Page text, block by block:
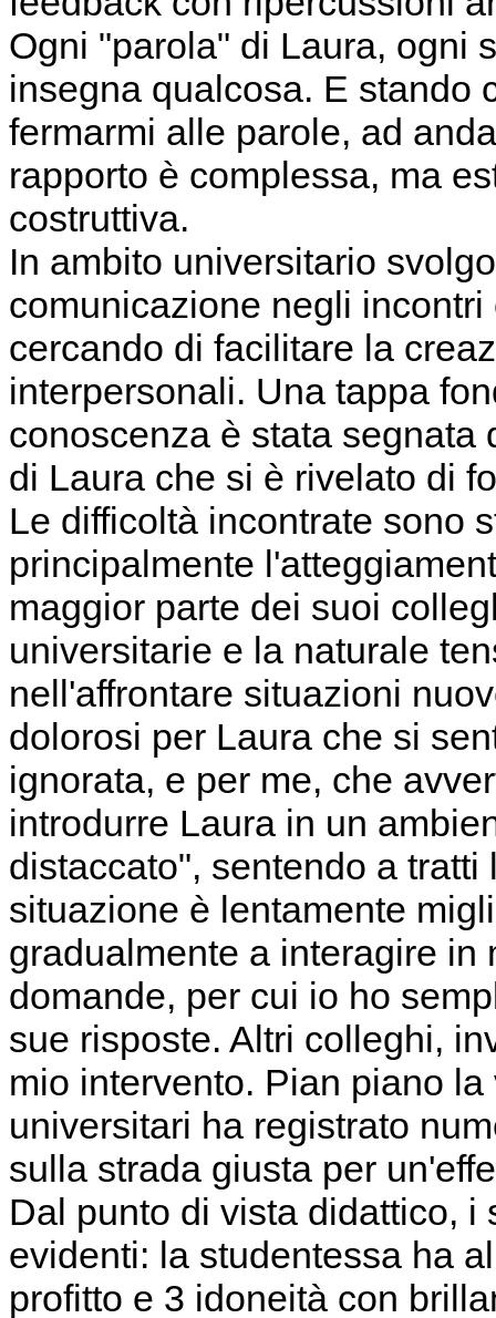
Ogni "parola" di Laura, ogni
insegna qualcosa. E stando
fermarmi alle parole, ad
rapporto è complessa, ma
costruttiva.
In ambito universitario
comunicazione negli
cercando di facilitare la
interpersonali. Una tappa
conoscenza è stata
di Laura che si è rivelato di
Le difficoltà incontrate sono
principalmente
maggior parte dei suoi
universitarie e la naturale
nell'affrontare situazioni
dolorosi per Laura che si
ignorata, e per me, che
introdurre Laura in un
distaccato", sentendo a
situazione è lentamente
gradualmente a interagire
domande, per cui io ho
sue risposte. Altri colleghi,
mio intervento. Pian piano
universitari ha registrato
sulla strada giusta per
Dal punto di vista didattico,
evidenti: la studentessa ha
profitto e 3 idoneità con